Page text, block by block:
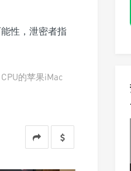
性，泄密者指
的苹果iMac